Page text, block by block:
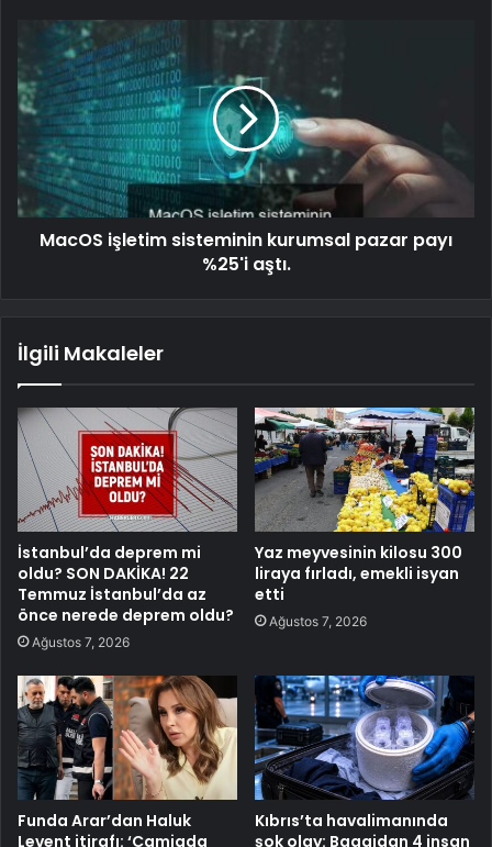
MacOS işletim sisteminin kurumsal pazar payı
%25'i aştı.
İlgili Makaleler
İstanbul’da deprem mi
oldu? SON DAKİKA! 22
Temmuz İstanbul’da az
önce nerede deprem oldu?
Ağustos 7, 2026
Yaz meyvesinin kilosu 300
liraya fırladı, emekli isyan
etti
Ağustos 7, 2026
Funda Arar’dan Haluk
Levent itirafı: ‘Camiada
Kıbrıs’ta havalimanında
şok olay: Bagajdan 4 insan